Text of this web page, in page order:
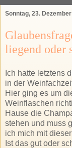
Sonntag, 23.
liegend oder
Ich hatte letztens
in der
Hier ging es um
Weinflaschen
Hause die
stehen und muss
ich mich mit
Ist das gut oder